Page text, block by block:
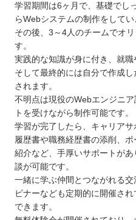
学習期間は6ヶ月で、基礎でし
らWebシステムの制作をしてい
その後、3～4人のチームでオ
す。
実践的な知識が身に付き、就職
そして最終的には自分で作成
されます。
不明点は現役のWebエンジニ
トを受けながら制作可能です。
学習が完了したら、キャリアサ
履歴書や職務経歴書の添削、
紹介など、手厚いサポートが
談が可能です。
一緒に学ぶ仲間とつながれる
ビナーなども定期的に開催さ
できます。